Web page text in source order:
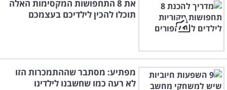
את 8 התחפושות המקסימות האלה
תוכלו להכין לילדיכם בעצמכם
מפתיע: מסתבר שההתמכרות הזו
לא רעה כמו שחשבנו לילדינו